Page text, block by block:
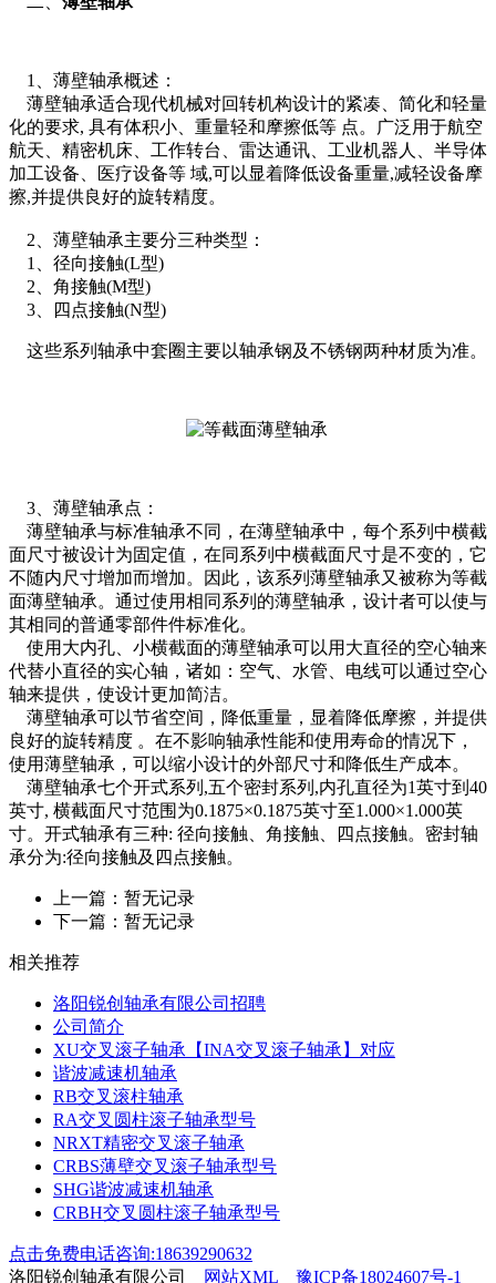
1、薄壁轴承概述：
薄壁轴承适合现代机械对回转机构设计的紧凑、简化和轻量
化的要求, 具有体积小、重量轻和摩擦低等 点。广泛用于航空
航天、精密机床、工作转台、雷达通讯、工业机器人、半导体
加工设备、医疗设备等 域,可以显着降低设备重量,减轻设备摩
擦,并提供良好的旋转精度。
2、薄壁轴承主要分三种类型：
1、径向接触(L型)
2、角接触(M型)
3、四点接触(N型)
这些系列轴承中套圈主要以轴承钢及不锈钢两种材质为准。
3、薄壁轴承点：
薄壁轴承与标准轴承不同，在薄壁轴承中，每个系列中横截
面尺寸被设计为固定值，在同系列中横截面尺寸是不变的，它
不随内尺寸增加而增加。因此，该系列薄壁轴承又被称为等截
面薄壁轴承。通过使用相同系列的薄壁轴承，设计者可以使与
其相同的普通零部件件标准化。
使用大内孔、小横截面的薄壁轴承可以用大直径的空心轴来
代替小直径的实心轴，诸如：空气、水管、电线可以通过空心
轴来提供，使设计更加简洁。
薄壁轴承可以节省空间，降低重量，显着降低摩擦，并提供
良好的旋转精度 。在不影响轴承性能和使用寿命的情况下，
使用薄壁轴承，可以缩小设计的外部尺寸和降低生产成本。
薄壁轴承七个开式系列,五个密封系列,内孔直径为1英寸到40
英寸, 横截面尺寸范围为0.1875×0.1875英寸至1.000×1.000英
寸。开式轴承有三种: 径向接触、角接触、四点接触。密封轴
承分为:径向接触及四点接触。
上一篇：暂无记录
下一篇：暂无记录
相关推荐
洛阳锐创轴承有限公司招聘
公司简介
XU交叉滚子轴承【INA交叉滚子轴承】对应
谐波减速机轴承
RB交叉滚柱轴承
RA交叉圆柱滚子轴承型号
NRXT精密交叉滚子轴承
CRBS薄壁交叉滚子轴承型号
SHG谐波减速机轴承
CRBH交叉圆柱滚子轴承型号
点击免费电话咨询:18639290632
洛阳锐创轴承有限公司
网站XML 豫ICP备18024607号-1